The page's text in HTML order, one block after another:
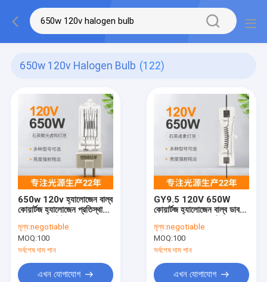
650w 120v Halogen Bulb (122)
650w 120v হ্যালোজেন বাল্ব
কোয়ার্টজ হ্যালোজেন প্রতিস্থাপন
মূল্য:negotiable
MOQ:100
সর্বশেষ দাম পান
এখন যোগাযোগ
GY9.5 120V 650W
কোয়ার্টজ হ্যালোজেন বাল্ব ডাবল
ভোল্টেজ
মূল্য:negotiable
MOQ:100
সর্বশেষ দাম পান
এখন যোগাযোগ